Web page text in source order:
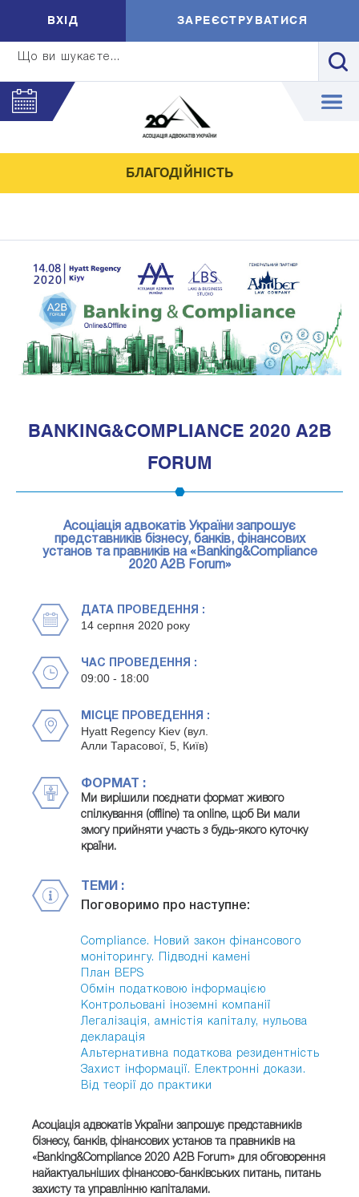
Що ви шукаєте...
ВXIД ЗАРЕЄСТРУВАТИСЯ
БЛАГОДІЙНІСТЬ
1
BANKING&COMPLIANCE 2020 A2B
FORUM
Асоціація адвокатів України запрошує
представників бізнесу, банків, фінансових
установ та правників на «Banking&Compliance
2020 A2B Forum»
ДАТА ПРОВЕДЕННЯ :
14 серпня 2020 року
ЧАС ПРОВЕДЕННЯ :
09:00 - 18:00
МІСЦЕ ПРОВЕДЕННЯ :
Hyatt Regency Kiev (вул.
Алли Тарасової, 5, Київ)
ФОРМАТ :
Ми вирішили поєднати формат живого
спілкування (offline) та online, щоб Ви мали
змогу прийняти участь з будь-якого куточку
країни.
ТЕМИ :
Поговоримо про наступне:
Compliance. Новий закон фінансового
моніторингу. Підводні камені
План BEPS
Обмін податковою інформацією
Контрольовані іноземні компанії
Легалізація, амністія капіталу, нульова
декларація
Альтернативна податкова резидентність
Захист інформації. Електронні докази.
Від теорії до практики
Асоціація адвокатів України запрошує представників
бізнесу, банків, фінансових установ та правників на
«Banking&Compliance 2020 A2B Forum» для обговорення
найактуальніших фінансово-банківських питань, питань
захисту та управлінню капіталами.